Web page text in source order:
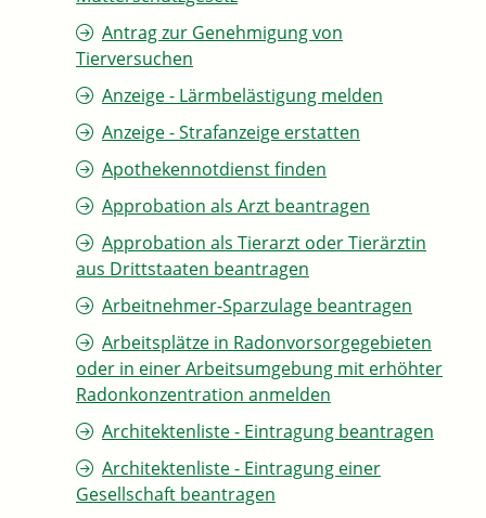
Antrag zur Genehmigung von
Tierversuchen
Anzeige - Lärmbelästigung melden
Anzeige - Strafanzeige erstatten
Apothekennotdienst finden
Approbation als Arzt beantragen
Approbation als Tierarzt oder Tierärztin
aus Drittstaaten beantragen
Arbeitnehmer-Sparzulage beantragen
Arbeitsplätze in Radonvorsorgegebieten
oder in einer Arbeitsumgebung mit erhöhter
Radonkonzentration anmelden
Architektenliste - Eintragung beantragen
Architektenliste - Eintragung einer
Gesellschaft beantragen